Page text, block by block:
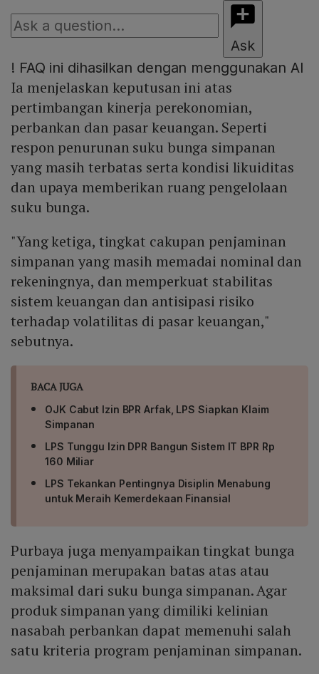
Ask
! FAQ ini dihasilkan dengan menggunakan AI
Ia menjelaskan keputusan ini atas
pertimbangan kinerja perekonomian,
perbankan dan pasar keuangan. Seperti
respon penurunan suku bunga simpanan
yang masih terbatas serta kondisi likuiditas
dan upaya memberikan ruang pengelolaan
suku bunga.
"Yang ketiga, tingkat cakupan penjaminan
simpanan yang masih memadai nominal dan
rekeningnya, dan memperkuat stabilitas
sistem keuangan dan antisipasi risiko
terhadap volatilitas di pasar keuangan,"
sebutnya.
BACA JUGA
OJK Cabut Izin BPR Arfak, LPS Siapkan Klaim
Simpanan
LPS Tunggu Izin DPR Bangun Sistem IT BPR Rp
160 Miliar
LPS Tekankan Pentingnya Disiplin Menabung
untuk Meraih Kemerdekaan Finansial
Purbaya juga menyampaikan tingkat bunga
penjaminan merupakan batas atas atau
maksimal dari suku bunga simpanan. Agar
produk simpanan yang dimiliki kelinian
nasabah perbankan dapat memenuhi salah
satu kriteria program penjaminan simpanan.